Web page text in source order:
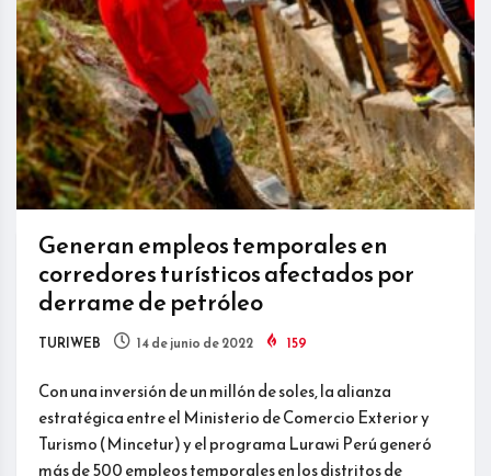
Generan empleos temporales en
corredores turísticos afectados por
derrame de petróleo
TURIWEB 14 de junio de 2022 159
Con una inversión de un millón de soles, la alianza
estratégica entre el Ministerio de Comercio Exterior y
Turismo (Mincetur) y el programa Lurawi Perú generó
más de 500 empleos temporales en los distritos de